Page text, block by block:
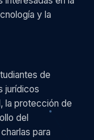
y la
de
jurídicos
la protección de
del
para